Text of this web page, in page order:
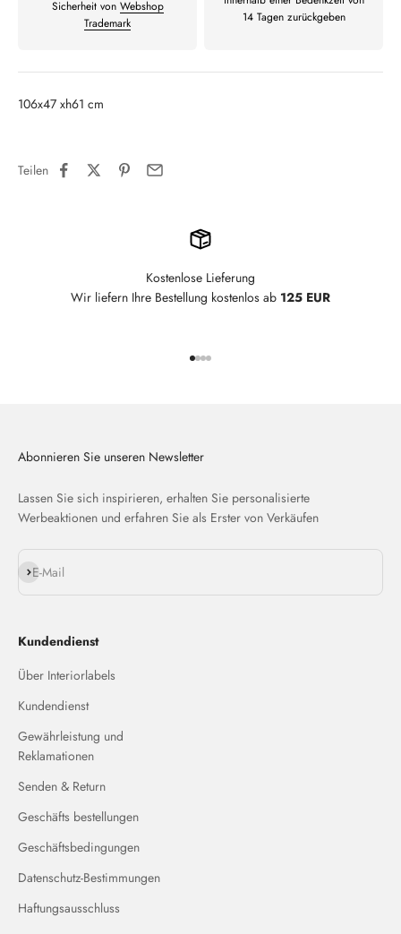
Sicherheit von Webshop
Trademark
14 Tagen zurückgeben
106x47 xh61 cm
Teilen
Kostenlose Lieferung
Wir liefern Ihre Bestellung kostenlos ab 125 EUR
Abonnieren Sie unseren Newsletter
Lassen Sie sich inspirieren, erhalten Sie personalisierte
Werbeaktionen und erfahren Sie als Erster von Verkäufen
E-Mail
Abonnieren
Kundendienst
Über Interiorlabels
Kundendienst
Gewährleistung und
Reklamationen
Senden & Return
Geschäfts bestellungen
Geschäftsbedingungen
Datenschutz-Bestimmungen
Haftungsausschluss